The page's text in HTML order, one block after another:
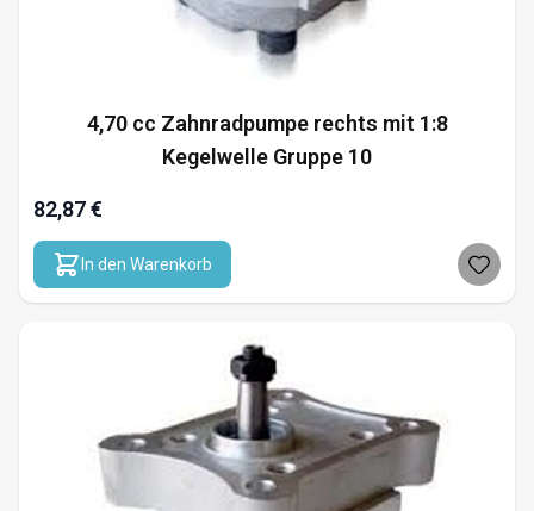
4,70 cc Zahnradpumpe rechts mit 1:8
Kegelwelle Gruppe 10
82,87 €
In den Warenkorb